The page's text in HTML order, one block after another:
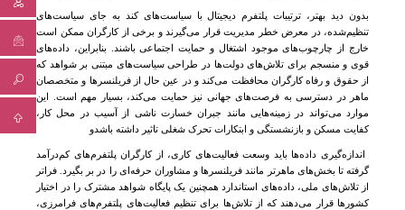
بدون دید بهتر، ترتیبات پلتفرم دیجیتال با سیاست‌های کند به جای سیاست‌های
تنظیم‌شده، در معرض خطر مدیریت قرار می‌گیرند و برخی از کارگران ممکن است
خارج از چارچوب‌های موجود اشتغال و حمایت اجتماعی باشند
بنابراین، داده‌های
قوی و منسجم برای تلاش‌های دولت‌ها در طراحی سیاست‌های مبتنی بر شواهد که
از حقوق و رفاه کارگران محافظت می‌کند و در عین حال از فریلنسرها و متخصصان
ماهر در دسترسی به فرصت‌های جهانی نیز حمایت می‌کند، بسیار مهم است
این
موارد می‌تواند در زمینه‌هایی مانند جبران خسارت ناشی از آسیب در محل کار،
کفایت مسکن و بازنشستگی و ابتکارات تحرک شغلی تاثیر داشته باشدو
اندازه‌گیری داده‌ها باید وسعت فعالیت‌های کاری، از کارگران پلتفرم‌های کم‌درآمد
گرفته تا بخش‌های ماهرتر مانند فریلنسرها و مشاوران حرفه‌ای را در بر بگیرد. فراتر
از تلاش‌های ملی، داده‌های استاندارد همچنین یک پایگاه شواهد مشترک را در اختیار
کشورها قرار می‌دهند که از تلاش‌ها برای تنظیم فعالیت‌های پلتفرم‌های فرامرزی،